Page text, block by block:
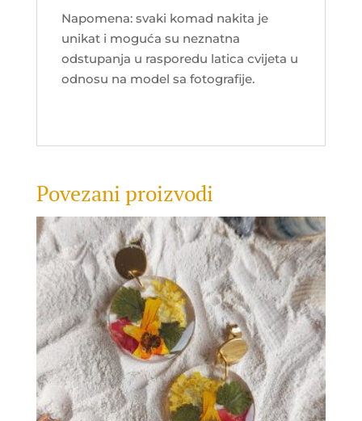
Napomena: svaki komad nakita je
unikat i moguća su neznatna
odstupanja u rasporedu latica cvijeta u
odnosu na model sa fotografije.
Povezani proizvodi